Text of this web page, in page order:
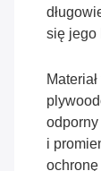
się jego
i
ochronę